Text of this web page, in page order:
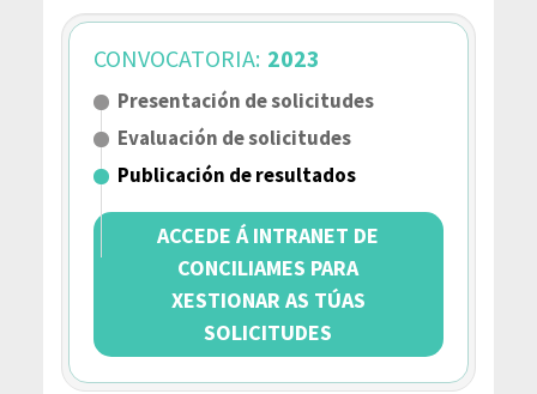
CONVOCATORIA: 2023
Presentación de solicitudes
Evaluación de solicitudes
Publicación de resultados
ACCEDE Á INTRANET DE
CONCILIAMES PARA
XESTIONAR AS TÚAS
SOLICITUDES